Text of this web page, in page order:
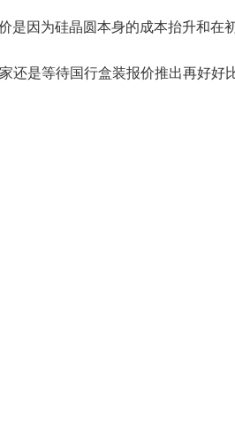
是因为硅晶圆本身的成本抬升和在
还是等待国行盒装报价推出再好好